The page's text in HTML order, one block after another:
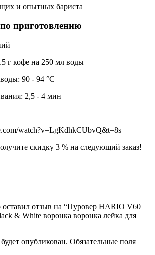
и опытных бариста
приготовлению
г кофе на 250 мл воды
90 - 94 °C
2,5 - 4 мин
watch?v=LgKdhkCUbvQ&t=8s
скидку 3 % на следующий заказ!
оставил отзыв на “Пуровер HARIO V60
& White воронка воронка лейка для
опубликован. Обязательные поля